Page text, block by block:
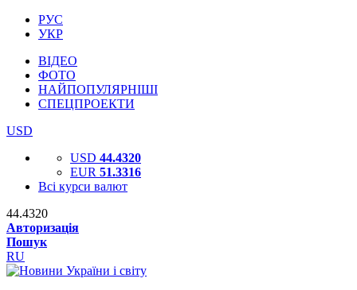
РУС
УКР
ВІДЕО
ФОТО
НАЙПОПУЛЯРНІШІ
СПЕЦПРОЕКТИ
USD
USD 44.4320
EUR 51.3316
Всі курси валют
44.4320
Авторизація
Пошук
RU